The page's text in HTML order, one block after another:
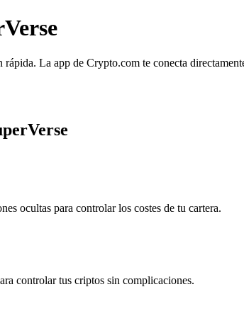
La app de Crypto.com te conecta
ocultas para controlar los costes de tu cartera.
controlar tus criptos sin complicaciones.